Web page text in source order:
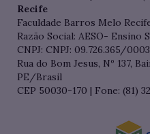
Recife
Faculdade Barros Melo
Razão Social: AESO-
CNPJ: CNPJ: 09.726.365/
Rua do Bom Jesus, Nº 137,
PE/Brasil
CEP 50030-170 | Fone: (81)